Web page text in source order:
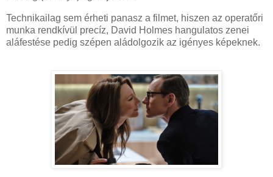
Technikailag sem érheti panasz a filmet, hiszen az operatőri
munka rendkívül precíz, David Holmes hangulatos zenei
aláfestése pedig szépen aládolgozik az igényes képeknek.